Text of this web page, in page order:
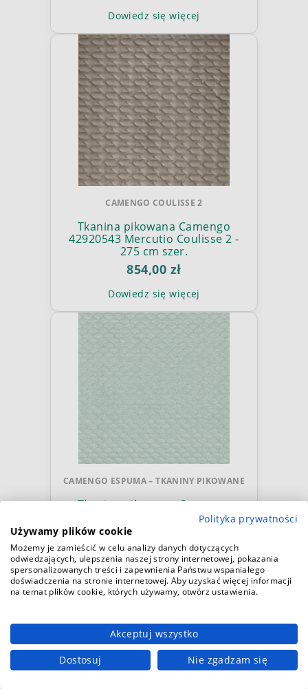
Dowiedz się więcej
CAMENGO COULISSE 2
Tkanina pikowana Camengo
42920543 Mercutio Coulisse 2 -
275 cm szer.
854,00 zł
Dowiedz się więcej
CAMENGO ESPUMA – TKANINY PIKOWANE
Tkanina pikowana Camengo
38800416 Pollen Espuma - 276
cm szer.
942,00 zł
Dowiedz się więcej
Polityka prywatności
Używamy plików cookie
Możemy je zamieścić w celu analizy danych dotyczących
odwiedzających, ulepszenia naszej strony internetowej, pokazania
spersonalizowanych treści i zapewnienia Państwu wspaniałego
doświadczenia na stronie internetowej. Aby uzyskać więcej informacji
na temat plików cookie, których używamy, otwórz ustawienia.
Akceptuj wszystko
Dostosuj
Nie zgadzam się